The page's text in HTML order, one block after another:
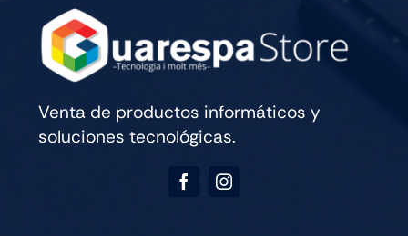
Venta de productos informáticos y
soluciones tecnológicas.